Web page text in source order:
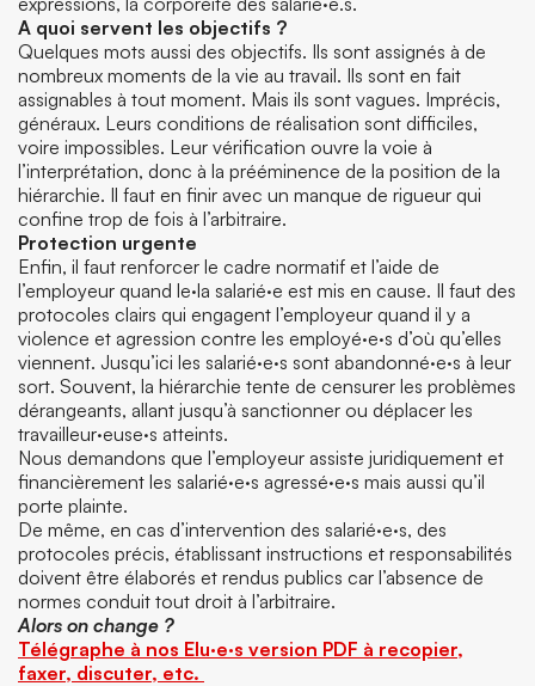
A quoi servent les objectifs ?
Quelques mots aussi des objectifs. Ils sont assignés à de
nombreux moments de la vie au travail. Ils sont en fait
assignables à tout moment. Mais ils sont vagues. Imprécis,
généraux. Leurs conditions de réalisation sont difficiles,
voire impossibles. Leur vérification ouvre la voie à
l’interprétation, donc à la prééminence de la position de la
hiérarchie. Il faut en finir avec un manque de rigueur qui
confine trop de fois à l’arbitraire.
Protection urgente
Enfin, il faut renforcer le cadre normatif et l’aide de
l’employeur quand le·la salarié·e est mis en cause. Il faut des
protocoles clairs qui engagent l’employeur quand il y a
violence et agression contre les employé·e·s d’où qu’elles
viennent. Jusqu’ici les salarié·e·s sont abandonné·e·s à leur
sort. Souvent, la hiérarchie tente de censurer les problèmes
dérangeants, allant jusqu’à sanctionner ou déplacer les
travailleur·euse·s atteints.
Nous demandons que l’employeur assiste juridiquement et
financièrement les salarié·e·s agressé·e·s mais aussi qu’il
porte plainte.
De même, en cas d’intervention des salarié·e·s, des
protocoles précis, établissant instructions et responsabilités
doivent être élaborés et rendus publics car l’absence de
normes conduit tout droit à l’arbitraire.
Alors on change ?
Télégraphe à nos Elu·e·s version PDF à recopier,
faxer, discuter, etc.